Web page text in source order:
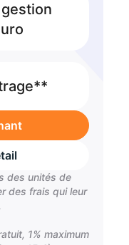
des unités de
des frais qui leur
1% maximum